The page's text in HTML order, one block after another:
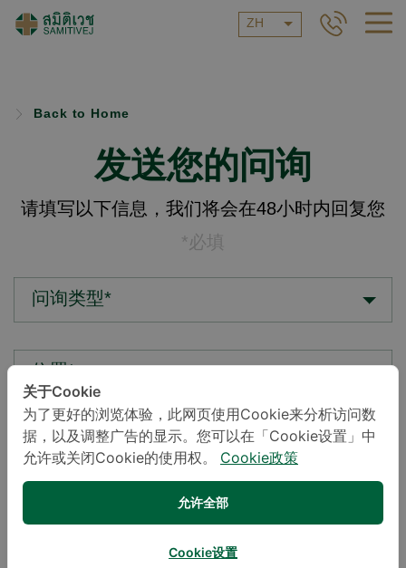
ZH
Back to Home
发送您的问询
请填写以下信息，我们将会在48小时内回复您
*必填
问询类型*
您的疑问*
关于Cookie
为了更好的浏览体验，此网页使用Cookie来分析访问数
据，以及调整广告的显示。您可以在「Cookie设置」中
允许或关闭Cookie的使用权。
Cookie政策
允许全部
Cookie设置